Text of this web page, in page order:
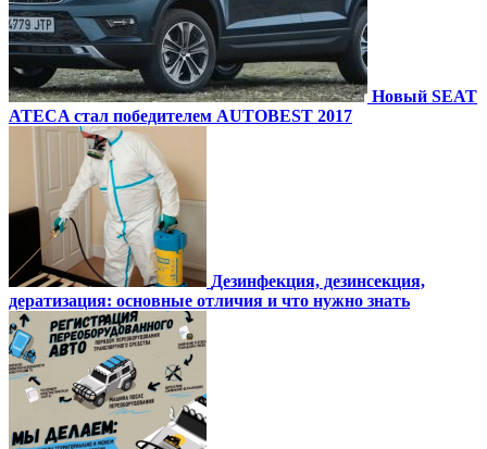
Новый SEAT
ATECA стал победителем AUTOBEST 2017
Дезинфекция, дезинсекция,
дератизация: основные отличия и что нужно знать